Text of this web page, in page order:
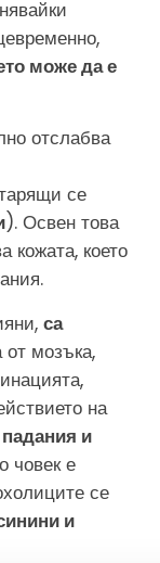
може да е
отслабва
се
). Освен това
кожата, което
са
от мозъка,
на
и
човек е
се
и